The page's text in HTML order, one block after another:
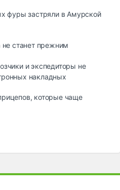
фуры застряли в Амурской
не станет прежним
и экспедиторы не
накладных
которые чаще